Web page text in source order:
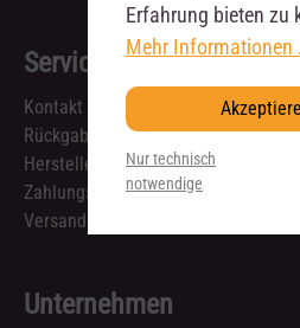
Service
Kontakt
Rückgabe & Reklamation
Hersteller
Zahlungsarten
Versandkosten und Lieferzeiten
Unternehmen
Erfahrung bieten zu
Mehr Informationen
Nur technisch
notwendige